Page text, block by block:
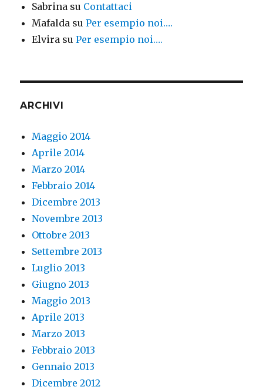
Sabrina su Contattaci
Mafalda suPer esempio noi….
Elvira suPer esempio noi….
ARCHIVI
Maggio 2014
Aprile 2014
Marzo 2014
Febbraio 2014
Dicembre 2013
Novembre 2013
Ottobre 2013
Settembre 2013
Luglio 2013
Giugno 2013
Maggio 2013
Aprile 2013
Marzo 2013
Febbraio 2013
Gennaio 2013
Dicembre 2012